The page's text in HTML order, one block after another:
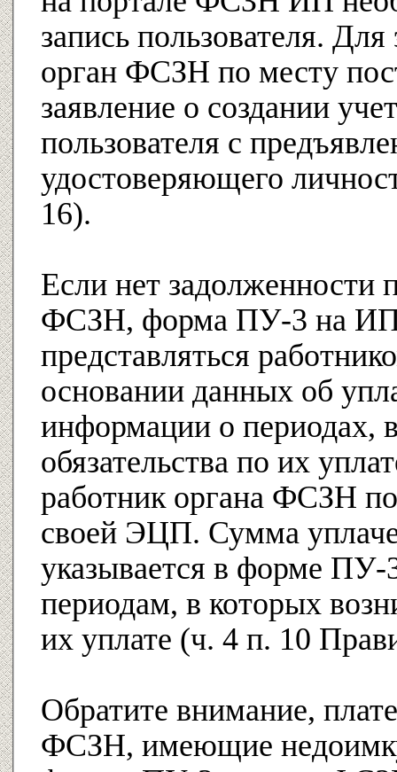
запись пользователя.
орган ФСЗН по месту
заявление о создании
пользователя с
удостоверяющего
16).
Если нет задолженности
ФСЗН, форма ПУ-3 на ИП
представляться
основании данных об
информации о периодах,
обязательства по их
работник органа ФСЗН
своей ЭЦП. Сумма
указывается в форме ПУ-
периодам, в которых
их уплате (ч. 4 п. 10
Обратите внимание,
ФСЗН, имеющие